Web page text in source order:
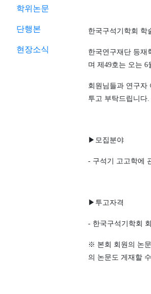
학위논문
단행본
현장소식
한국구석기학회 학
한국연구재단 등재
며 제 49호는 오는 6
회원님들과 연구자
투고 부탁드립니다.
▶ 모집분야
- 구석기 고고학에
▶ 투고자격
- 한국구석기학회
※ 본회 회원의 논
의 논문도 게재할